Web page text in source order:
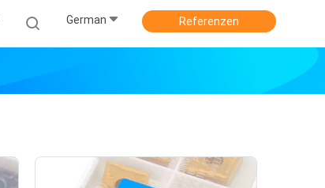
German Referenzen